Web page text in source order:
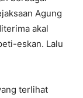
Agung
akal
eskan. Lalu
terlihat